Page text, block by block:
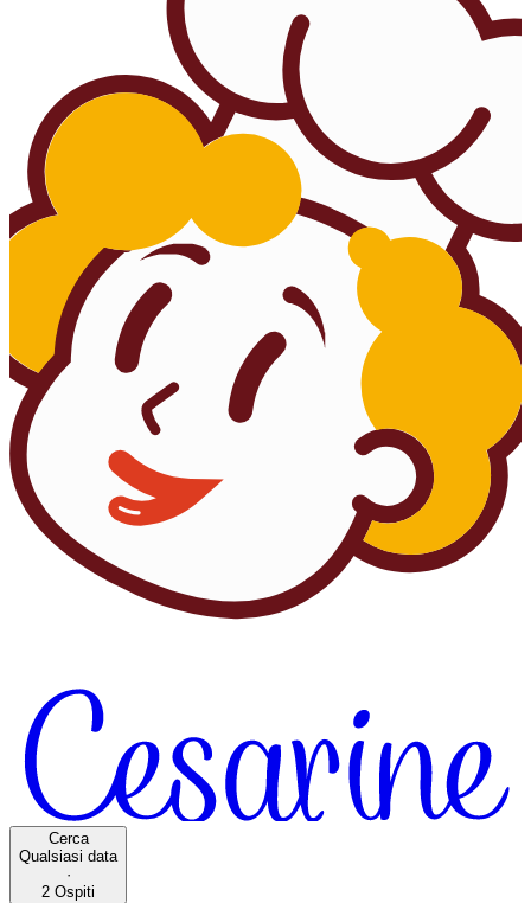
Cerca
Qualsiasi data
·
2 Ospiti